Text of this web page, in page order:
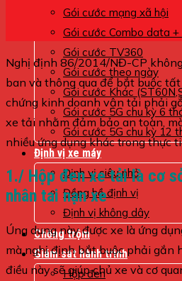
Gói cước mạng xã hội
Gói cước Combo data +
Gói cước TV360
Gói cước theo ngày
Gói cước Khác
Gói cước 5G chu kỳ 6
Gói cước 5G chu kỳ 12
Định vị xe máy
Định vị siêu nhỏ
Đồng hồ định vị
Định vị không dây
Chống trộm
Giám sát hành trình
Hộp đen
Nghị định 86/2014/NĐ-CP
ban và thông qua để bắt buộc
chứng kinh doanh vận tải phải
xe tải nhằm đảm bảo an toàn,
nhiều ứng dụng khác trong thực
1./ Hộp đen xe tải là cơ
nhân tai nạn xe
Úng dụng này được xe là ứng
mà nghị định bắt buộc phải gắn
điều này sẽ giúp chủ xe và cơ